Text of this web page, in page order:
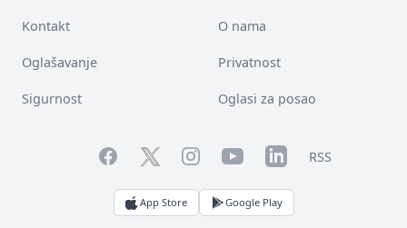
Kontakt O nama
Oglašavanje Privatnost
Sigurnost Oglasi za posao
FacebookTwitterInstagramYouTubeLinkedInRSS
App Store Google Play